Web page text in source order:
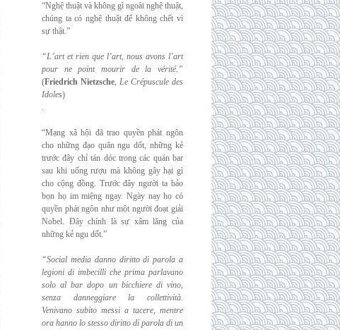
“Nghệ thuật và không gì ngoài nghệ thuật,
chúng ta có nghệ thuật để không chết vì
sự thật.”
“L’art et rien que l’art, nous avons l’art
pour ne point mourir de la vérité.”
(Friedrich Nietzsche, Le Crépuscule des
Idoles)
.
“Mạng xã hội đã trao quyền phát ngôn
cho những đạo quân ngu dốt, những kẻ
trước đây chỉ tán dóc trong các quán bar
sau khi uống rượu mà không gây hại gì
cho cộng đồng. Trước đây người ta bảo
bọn họ im miệng ngay. Ngày nay họ có
quyền phát ngôn như một người đoạt giải
Nobel. Đây chính là sự xâm lăng của
những kẻ ngu dốt.”
“Social media danno diritto di parola a
legioni di imbecilli che prima parlavano
solo albar dopo un bicchiere di vino,
senza danneggiare la collettività.
Venivano subito messi a tacere, mentre
ora hanno lo stesso diritto di parola di un